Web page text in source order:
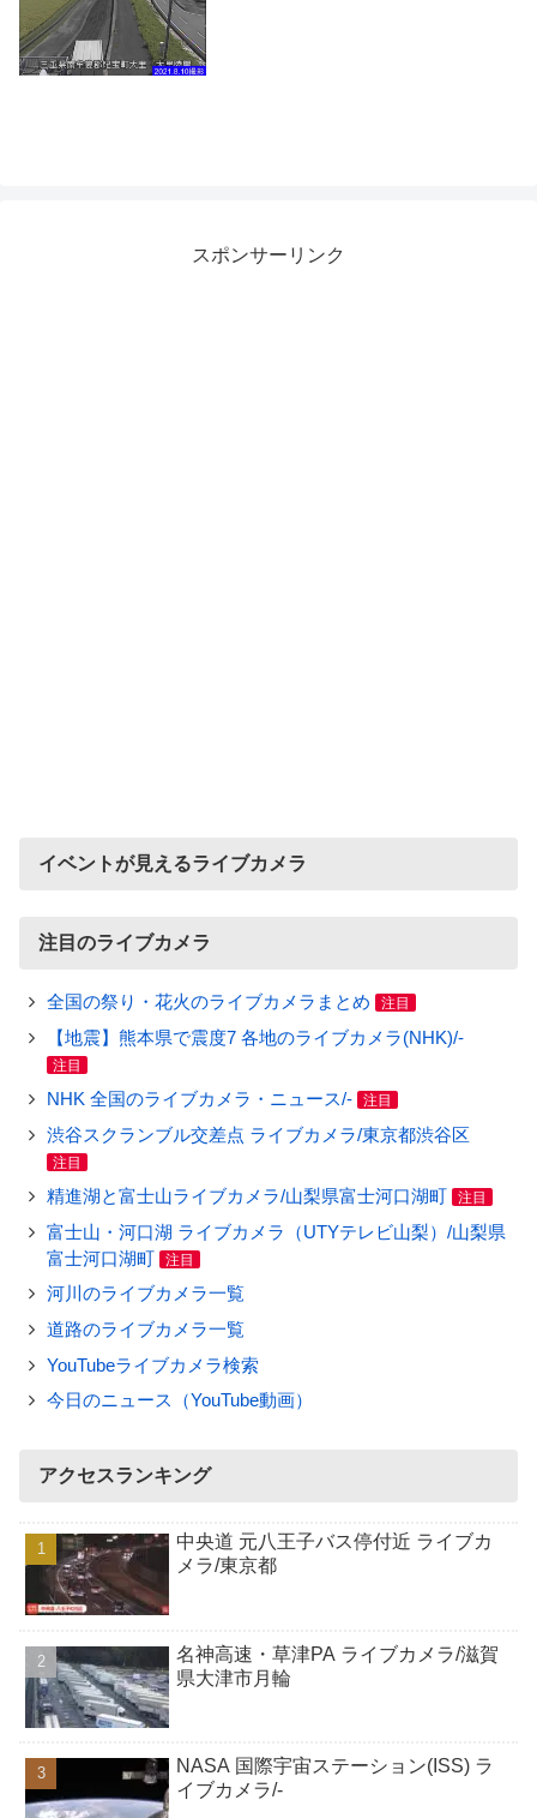
スポンサーリンク
イベントが見えるライブカメラ
注目のライブカメラ
全国の祭り・花火のライブカメラまとめ 注目
【地震】熊本県で震度7 各地のライブカメラ(NHK)/-
注目
NHK 全国のライブカメラ・ニュース/- 注目
渋谷スクランブル交差点 ライブカメラ/東京都渋谷区
注目
精進湖と富士山ライブカメラ/山梨県富士河口湖町 注目
富士山・河口湖 ライブカメラ（UTYテレビ山梨）/山梨県
富士河口湖町
注目
河川のライブカメラ一覧
道路のライブカメラ一覧
YouTubeライブカメラ検索
今日のニュース（YouTube動画）
アクセスランキング
中央道 元八王子バス停付近 ライブカ
メラ/東京都
名神高速・草津PA ライブカメラ/滋賀
県大津市月輪
NASA 国際宇宙ステーション(ISS) ラ
イブカメラ/-